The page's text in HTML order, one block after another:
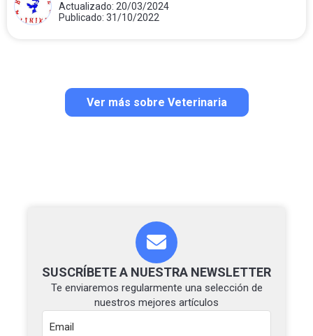
Actualizado: 20/03/2024
Publicado: 31/10/2022
Ver más sobre Veterinaria
SUSCRÍBETE A NUESTRA NEWSLETTER
Te enviaremos regularmente una selección de
nuestros mejores artículos